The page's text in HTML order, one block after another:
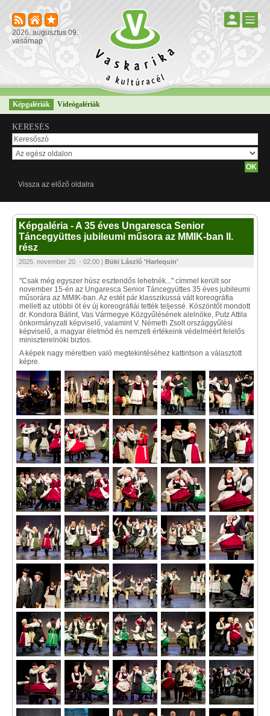
2026. augusztus 09.
vasárnap
Képgalériák Videógalériák
KERESÉS
Vissza az előző oldalra
Képgaléria - A 35 éves Ungaresca Senior
Táncegyüttes jubileumi műsora az MMIK-ban II.
rész
2025. november 20. - 02:00 | Büki László 'Harlequin'
"Csak még egyszer húsz esztendős lehetnék..." címmel került sor
november 15-én az Ungaresca Senior Táncegyüttes 35 éves jubileumi
műsorára az MMIK-ban. Az estét pár klasszikussá vált koreográfia
mellett az utóbbi öt év új koreográfiái tették teljessé. Köszöntőt mondott
dr. Kondora Bálint, Vas Vármegye Közgyűlésének alelnöke, Putz Attila
önkormányzati képviselő, valamint V. Németh Zsolt országgyűlési
képviselő, a magyar életmód és nemzeti értékeink védelméért felelős
miniszterelnöki biztos.
A képek nagy méretben való megtekintéséhez kattintson a választott
képre.